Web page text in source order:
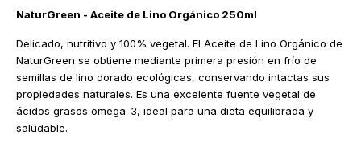
NaturGreen - Aceite de Lino Orgánico 250ml
Delicado, nutritivo y 100% vegetal. El Aceite de Lino Orgánico de
NaturGreen se obtiene mediante primera presión en frío de
semillas de lino dorado ecológicas, conservando intactas sus
propiedades naturales. Es una excelente fuente vegetal de
ácidos grasos omega-3, ideal para una dieta equilibrada y
saludable.